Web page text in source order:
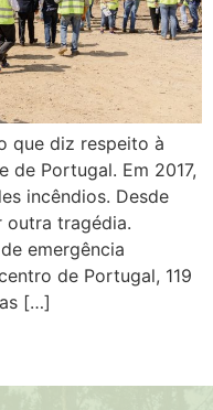
que diz respeito à
de Portugal. Em 2017,
incêndios. Desde
outra tragédia.
emergência
de Portugal, 119
[…]